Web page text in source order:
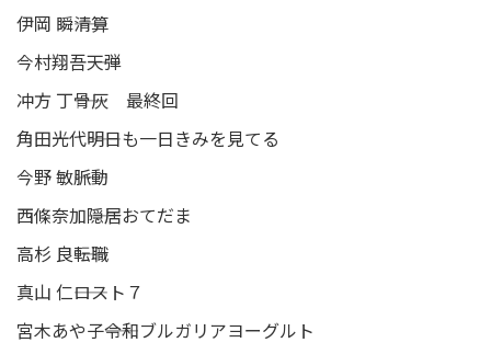
伊岡 瞬――清算
今村翔吾――天弾
冲方 丁――骨灰 最終回
角田光代――明日も一日きみを見てる
今野 敏――脈動
西條奈加――隠居おてだま
高杉 良――転職
真山 仁――ロスト７
宮木あや子――令和ブルガリアヨーグルト